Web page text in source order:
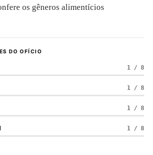
os gêneros alimentícios
DO OFÍCIO
1 / 8
1 / 8
1 / 8
1 / 8